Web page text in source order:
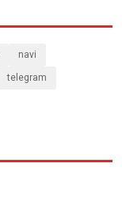
navi
telegram